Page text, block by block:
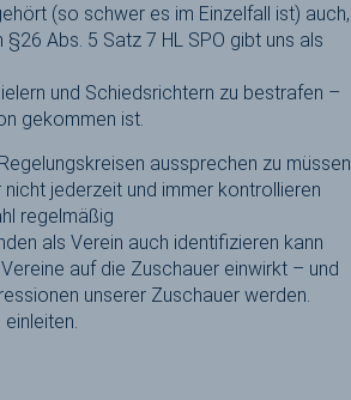
(so schwer es im Einzelfall ist) auch,
Abs. 5 Satz 7 HL SPO gibt uns als
und Schiedsrichtern zu bestrafen –
gekommen ist.
aussprechen zu müssen
jederzeit und immer kontrollieren
regelmäßig
als Verein auch identifizieren kann
auf die Zuschauer einwirkt – und
unserer Zuschauer werden.